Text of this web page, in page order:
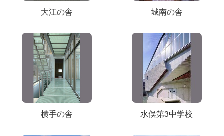
大江の舎 城南の舎
横手の舎 水俣第3中学校